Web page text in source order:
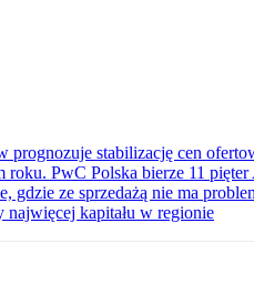
prognozuje stabilizację cen
roku. PwC Polska bierze 11
gdzie ze sprzedażą nie ma
najwięcej kapitału w regionie